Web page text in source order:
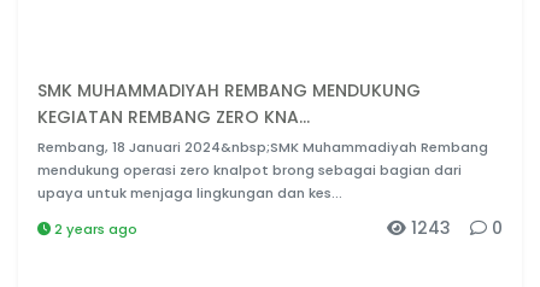
SMK MUHAMMADIYAH REMBANG MENDUKUNG
KEGIATAN REMBANG ZERO KNA...
Rembang, 18 Januari 2024&nbsp;SMK Muhammadiyah Rembang
mendukung operasi zero knalpot brong sebagai bagian dari
upaya untuk menjaga lingkungan dan kes...
2 years ago
0
1243